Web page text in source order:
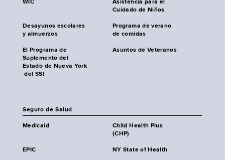
WIC
Asistencia para el
Cuidado de Niños
Desayunos escolares
y almuerzos
Programa de verano
de comidas
El Programa de
Suplemento del
Estado de Nueva York
del SSI
Asuntos de Veteranos
Seguro de Salud
Medicaid
Child Health Plus
(CHP)
EPIC NY State of Health